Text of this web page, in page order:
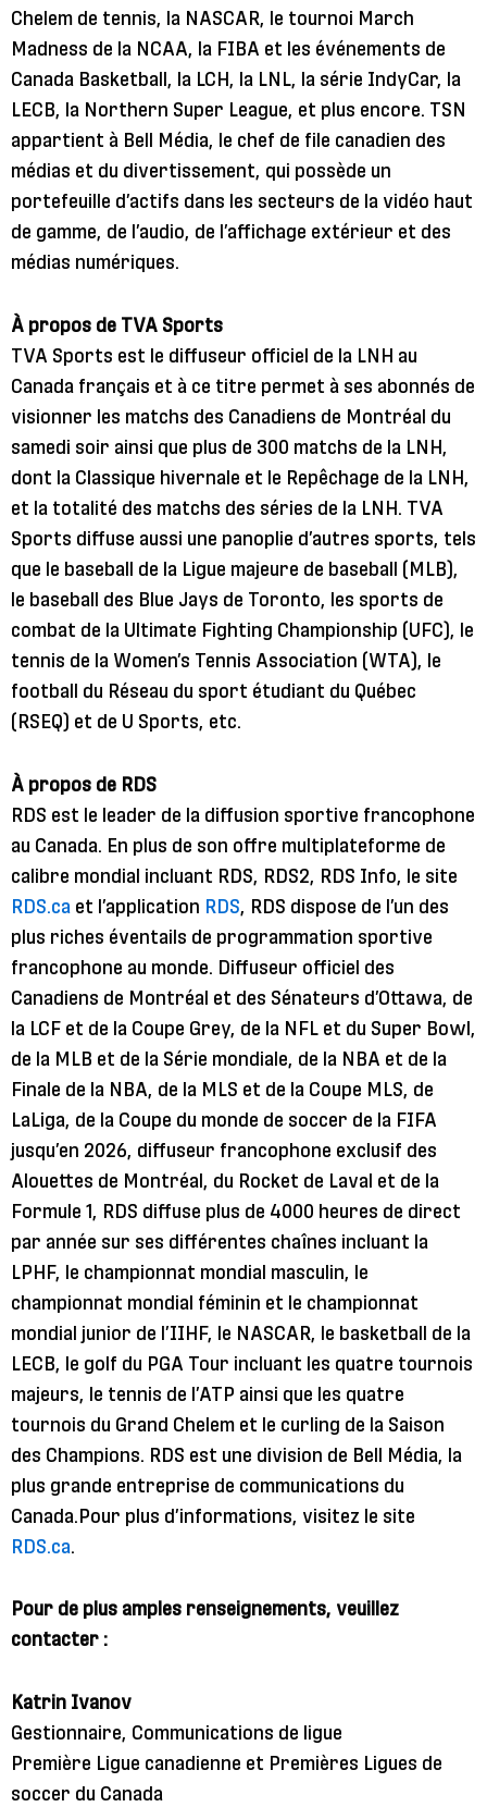
Chelem de tennis, la NASCAR, le tournoi March
Madness de la NCAA, la FIBA et les événements de
Canada Basketball, la LCH, la LNL, la série IndyCar, la
LECB, la Northern Super League, et plus encore. TSN
appartient à Bell Média, le chef de file canadien des
médias et du divertissement, qui possède un
portefeuille d’actifs dans les secteurs de la vidéo haut
de gamme, de l’audio, de l’affichage extérieur et des
médias numériques.
À propos de TVA Sports
TVA Sports est le diffuseur officiel de la LNH au
Canada français et à ce titre permet à ses abonnés de
visionner les matchs des Canadiens de Montréal du
samedi soir ainsi que plus de 300 matchs de la LNH,
dont la Classique hivernale et le Repêchage de la LNH,
et la totalité des matchs des séries de la LNH. TVA
Sports diffuse aussi une panoplie d’autres sports, tels
que le baseball de la Ligue majeure de baseball (MLB),
le baseball des Blue Jays de Toronto, les sports de
combat de la Ultimate Fighting Championship (UFC), le
tennis de la Women’s Tennis Association (WTA), le
football du Réseau du sport étudiant du Québec
(RSEQ) et de U Sports, etc.
À propos de RDS
RDS est le leader de la diffusion sportive francophone
au Canada. En plus de son offre multiplateforme de
calibre mondial incluant RDS, RDS2, RDS Info, le site
RDS.ca et l’application RDS, RDS dispose de l’un des
plus riches éventails de programmation sportive
francophone au monde. Diffuseur officiel des
Canadiens de Montréal et des Sénateurs d’Ottawa, de
la LCF et de la Coupe Grey, de la NFL et du Super Bowl,
de la MLB et de la Série mondiale, de la NBA et de la
Finale de la NBA, de la MLS et de la Coupe MLS, de
LaLiga, de la Coupe du monde de soccer de la FIFA
jusqu’en 2026, diffuseur francophone exclusif des
Alouettes de Montréal, du Rocket de Laval et de la
Formule 1, RDS diffuse plus de 4000 heures de direct
par année sur ses différentes chaînes incluant la
LPHF, le championnat mondial masculin, le
championnat mondial féminin et le championnat
mondial junior de l’IIHF, le NASCAR, le basketball de la
LECB, le golf du PGA Tour incluant les quatre tournois
majeurs, le tennis de l’ATP ainsi que les quatre
tournois du Grand Chelem et le curling de la Saison
des Champions. RDS est une division de Bell Média, la
plus grande entreprise de communications du
Canada.Pour plus d’informations, visitez le site
RDS.ca.
Pour de plus amples renseignements, veuillez
contacter :
Katrin Ivanov
Gestionnaire, Communications de ligue
Première Ligue canadienne et Premières Ligues de
soccer du Canada